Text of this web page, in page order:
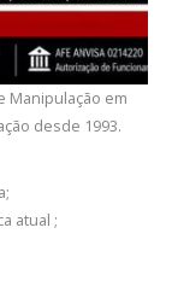
Manipulação em
desde 1993.
atual ;